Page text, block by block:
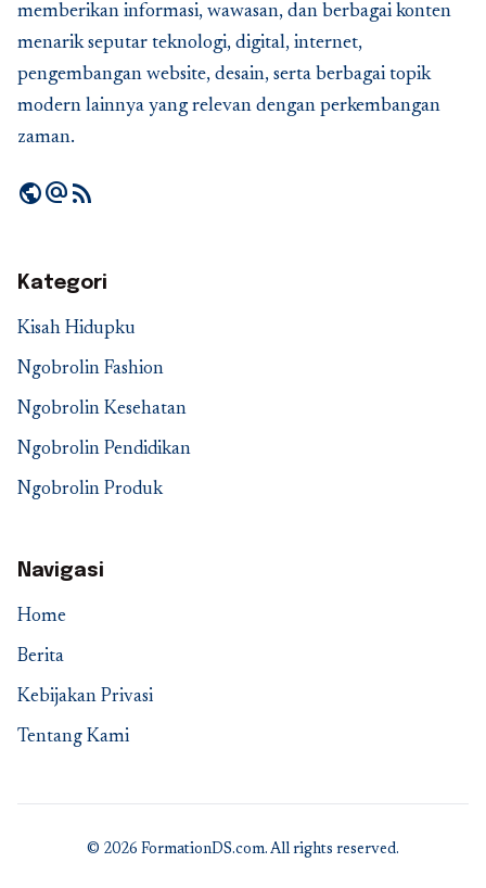
memberikan informasi, wawasan, dan berbagai konten
menarik seputar teknologi, digital, internet,
pengembangan website, desain, serta berbagai topik
modern lainnya yang relevan dengan perkembangan
zaman.
publicalternate_emailrss_feed
Kategori
Kisah Hidupku
Ngobrolin Fashion
Ngobrolin Kesehatan
Ngobrolin Pendidikan
Ngobrolin Produk
Navigasi
Home
Berita
Kebijakan Privasi
Tentang Kami
© 2026 FormationDS.com. All rights reserved.